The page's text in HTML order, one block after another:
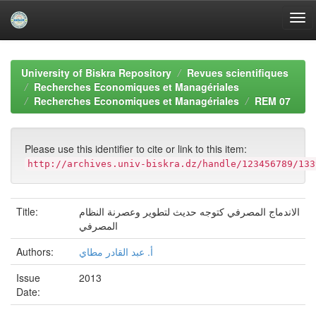
navigationUniversity of Biskra Repository
Revues scientifiques
Recherches Economiques et Managériales
Recherches Economiques et Managériales
REM 07
Please use this identifier to cite or link to this item:
http://archives.univ-biskra.dz/handle/123456789/
Title:
الاندماج المصرفي كتوجه حديث لتطوير وعصرنة النظام
المصرفي
Authors:
أ. عبد القادر مطاي
Issue
Date:
2013